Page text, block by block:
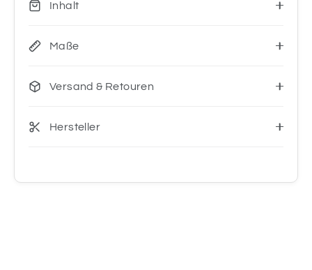
Inhalt
Maße
Versand & Retouren
Hersteller